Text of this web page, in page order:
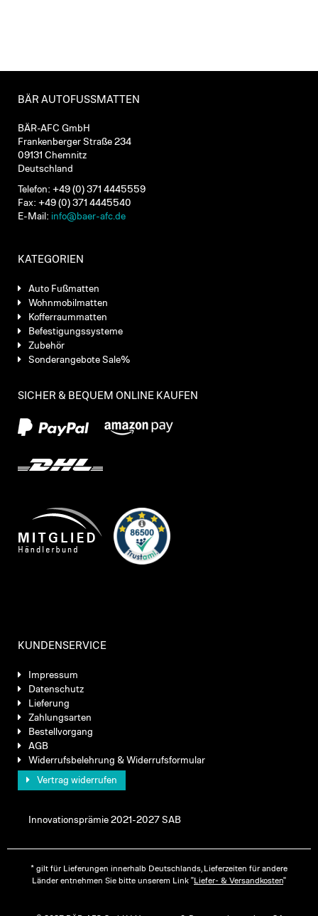
BÄR AUTOFUSSMATTEN
BÄR-AFC GmbH
Frankenberger Straße 234
09131 Chemnitz
Deutschland
Telefon: +49 (0) 371 4445559
Fax: +49 (0) 371 4445540
E-Mail: info@baer-afc.de
KATEGORIEN
Auto Fußmatten
Wohnmobilmatten
Kofferraummatten
Befestigungssysteme
Zubehör
Sonderangebote Sale%
SICHER & BEQUEM ONLINE KAUFEN
KUNDENSERVICE
Impressum
Datenschutz
Lieferung
Zahlungsarten
Bestellvorgang
AGB
Widerrufsbelehrung & Widerrufsformular
Vertrag widerrufen
Innovationsprämie 2021-2027 SAB
* gilt für Lieferungen innerhalb Deutschlands, Lieferzeiten für andere
Länder entnehmen Sie bitte unserem Link "Liefer- & Versandkosten"